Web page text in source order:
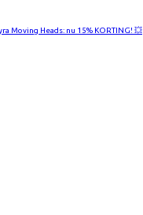
Moving Heads: nu 15% KORTING! 💥